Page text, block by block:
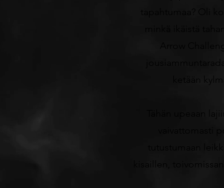
tapahtumaa? Oli
minkä ikäistä
Arrow
ketään
Tähän upeaan